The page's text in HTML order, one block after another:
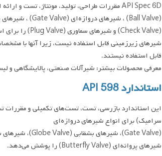
API Spec 6D مقررات طراحی، تولید، مونتاژ، تست و ارائه اسناد شیرهای توپی
(Ball Valve) ، شیرهای دروازه‌ای (Gate Valve) ، شیرهای یک‌طرفه
قابل استفاده نیستند.
معرفی محصولات بیشتر: شیرآلات صنعتی، پالایشگاهی و
استاندارد API 598
این استاندارد بازرسی، تست، تست‌های تکمیلی و مقررات
سرامیک) برای انواع شیرهای دروازه‌ای
شیرهای پروانه‌ای (Butterfly Valve) را پوشش می‌دهد.